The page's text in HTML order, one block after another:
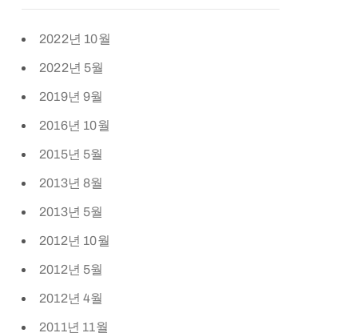
2022년 10월
2022년 5월
2019년 9월
2016년 10월
2015년 5월
2013년 8월
2013년 5월
2012년 10월
2012년 5월
2012년 4월
2011년 11월